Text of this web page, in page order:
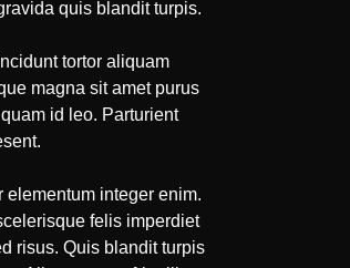
quis blandit turpis.
tortor aliquam
magna sit amet purus
id leo. Parturient
integer enim.
felis imperdiet
risus. Quis blandit turpis